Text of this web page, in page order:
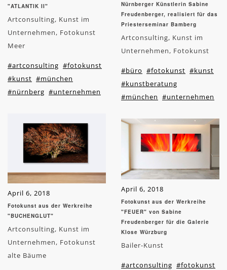
"ATLANTIK II"
Artconsulting, Kunst im
Unternehmen, Fotokunst
Meer
#artconsulting #fotokunst
#kunst #münchen
#nürnberg #unternehmen
April 6, 2018
Fotokunst aus der Werkreihe
"BUCHENGLUT"
Artconsulting, Kunst im
Unternehmen, Fotokunst
alte Bäume
Nürnberger Künstlerin Sabine
Freudenberger, realisiert für das
Priesterseminar Bamberg
Artconsulting, Kunst im
Unternehmen, Fotokunst
#büro #fotokunst #kunst
#kunstberatung
#münchen #unternehmen
April 6, 2018
Fotokunst aus der Werkreihe
"FEUER" von Sabine
Freudenberger für die Galerie
Klose Würzburg
Bailer-Kunst
#artconsulting #fotokunst